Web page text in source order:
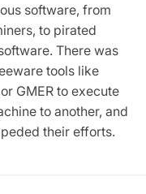
software, from
to pirated
There was
tools like
GMER to execute
to another, and
their efforts.